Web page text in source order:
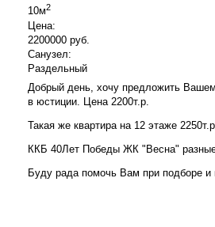
10м2
Цена:
2200000 руб.
Санузел:
Раздельный
Добрый день, хочу предложить
в юстиции. Цена 2200т.р.
Такая же квартира на 12 этаже 2250т.р.
ККБ 40Лет Победы ЖК "Весна" разные
Буду рада помочь Вам при подборе